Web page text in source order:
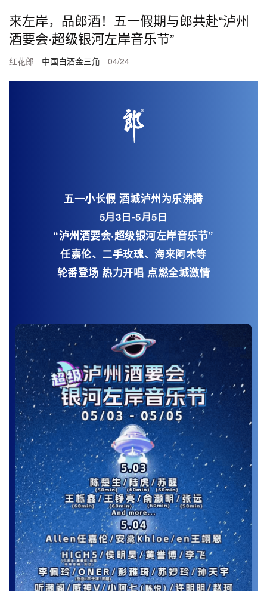
来左岸，品郎酒！五一假期与郎共赴“泸州
酒要会·超级银河左岸音乐节”
红花郎 中国白酒金三角 04/24
五一小长假 酒城泸州为乐沸腾
5月3日-5月5日
“泸州酒要会·超级银河左岸音乐节”
任嘉伦、二手玫瑰、海来阿木等
轮番登场 热力开唱 点燃全城激情